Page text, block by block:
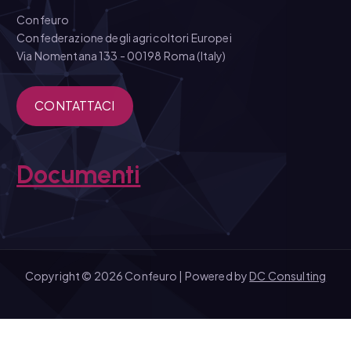
Confeuro
Confederazione degli agricoltori Europei
Via Nomentana 133 - 00198 Roma (Italy)
CONTATTACI
Documenti
Copyright © 2026 Confeuro | Powered byDC Consulting